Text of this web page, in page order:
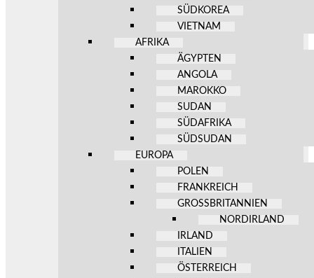
SÜDKOREA
VIETNAM
AFRIKA
ÄGYPTEN
ANGOLA
MAROKKO
SUDAN
SÜDAFRIKA
SÜDSUDAN
EUROPA
POLEN
FRANKREICH
GROSSBRITANNIEN
NORDIRLAND
IRLAND
ITALIEN
ÖSTERREICH